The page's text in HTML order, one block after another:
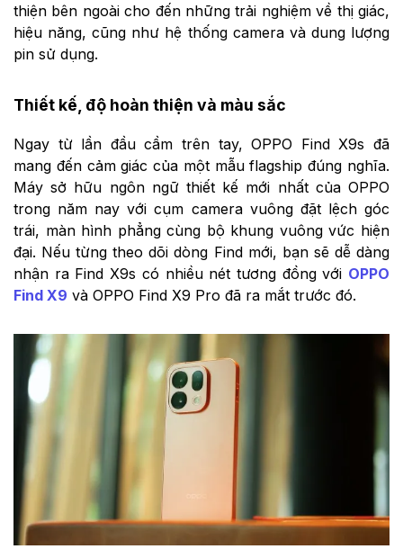
thiện bên ngoài cho đến những trải nghiệm về thị giác,
hiệu năng, cũng như hệ thống camera và dung lượng
pin sử dụng.
Thiết kế, độ hoàn thiện và màu sắc
Ngay từ lần đầu cầm trên tay, OPPO Find X9s đã
mang đến cảm giác của một mẫu flagship đúng nghĩa.
Máy sở hữu ngôn ngữ thiết kế mới nhất của OPPO
trong năm nay với cụm camera vuông đặt lệch góc
trái, màn hình phẳng cùng bộ khung vuông vức hiện
đại. Nếu từng theo dõi dòng Find mới, bạn sẽ dễ dàng
nhận ra Find X9s có nhiều nét tương đồng với OPPO
Find X9 và OPPO Find X9 Pro đã ra mắt trước đó.